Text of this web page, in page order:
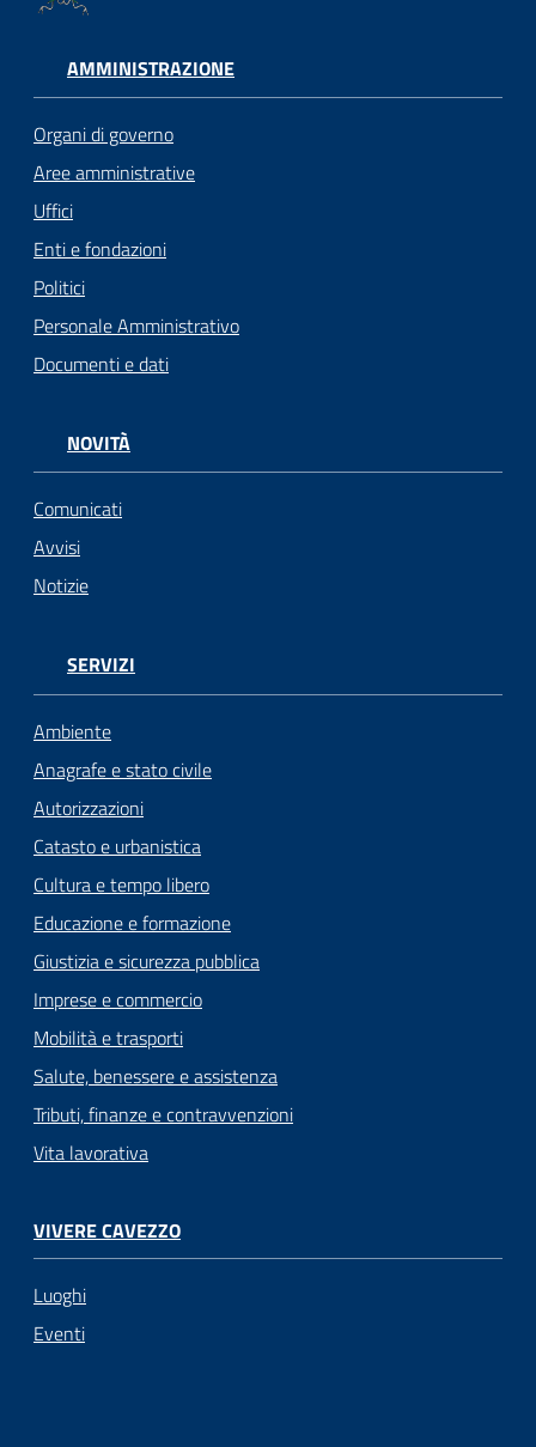
AMMINISTRAZIONE
Organi di governo
Aree amministrative
Uffici
Enti e fondazioni
Politici
Personale Amministrativo
Documenti e dati
NOVITÀ
Comunicati
Avvisi
Notizie
SERVIZI
Ambiente
Anagrafe e stato civile
Autorizzazioni
Catasto e urbanistica
Cultura e tempo libero
Educazione e formazione
Giustizia e sicurezza pubblica
Imprese e commercio
Mobilità e trasporti
Salute, benessere e assistenza
Tributi, finanze e contravvenzioni
Vita lavorativa
VIVERE CAVEZZO
Luoghi
Eventi